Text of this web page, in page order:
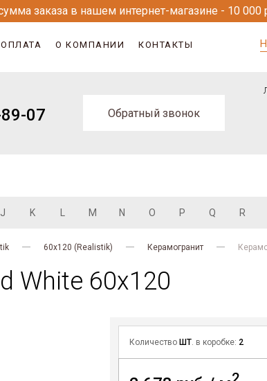
заказа в нашем интернет-магазине - 10 000
О КОМПАНИИ КОНТАКТЫ
07 Обратный звонок
J K M N O P Q R
60x120 (Realistik) Керамогранит
White 60x120
Количество ШТ. в коробке: 2